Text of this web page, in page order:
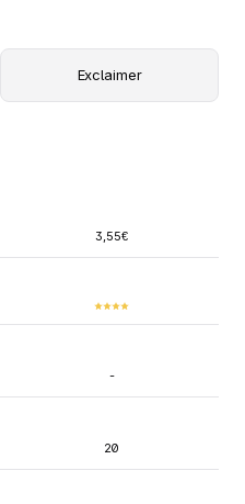
Exclaimer
3,55€
-
20